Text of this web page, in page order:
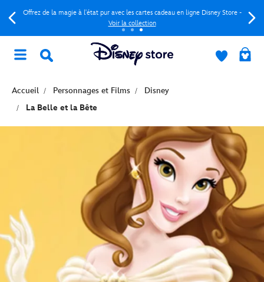
Offrez de la magie à l'état pur avec les cartes cadeau en ligne Disney Store -
Voir la collection
Accueil Personnages et Films
Disney
La Belle et la Bête